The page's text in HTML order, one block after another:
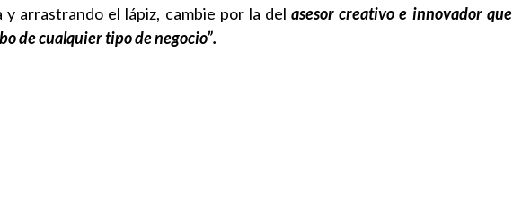
arrastrando el lápiz, cambie por la delasesor creativo e innovador que
de cualquier tipo de negocio”.